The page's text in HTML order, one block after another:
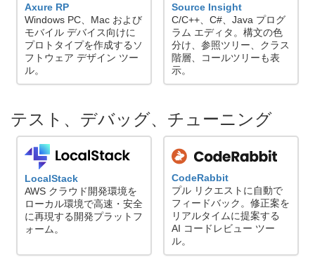
Axure RP
Windows PC、Mac および
モバイル デバイス向けに
プロトタイプを作成するソ
フトウェア デザイン ツー
ル。
Source Insight
C/C++、C#、Java プログ
ラム エディタ。構文の色
分け、参照ツリー、クラス
階層、コールツリーも表
示。
テスト、デバッグ、チューニング
LocalStack
AWS クラウド開発環境を
ローカル環境で高速・安全
に再現する開発プラットフ
ォーム。
CodeRabbit
プル リクエストに自動で
フィードバック。修正案を
リアルタイムに提案する
AI コードレビュー ツー
ル。